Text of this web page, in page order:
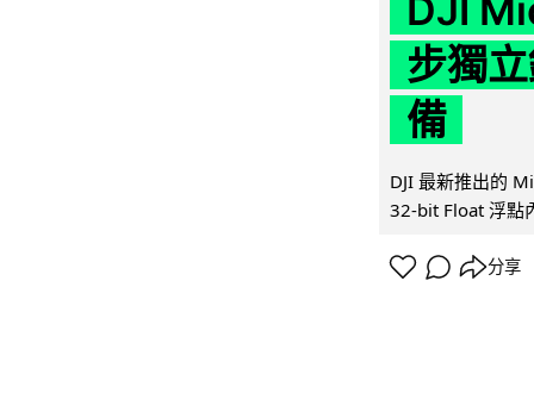
步獨
備
DJI 最新推出的
32-bit Float 浮點
分享